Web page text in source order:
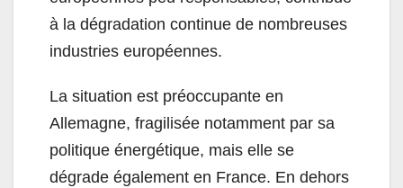
à la dégradation continue de nombreuses
industries européennes.
La situation est préoccupante en
Allemagne, fragilisée notamment par sa
politique énergétique, mais elle se
dégrade également en France. En dehors